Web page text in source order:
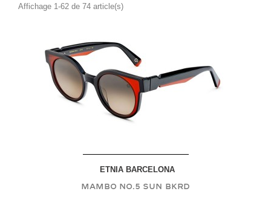
Affichage 1-62 de 74 article(s)
ETNIA BARCELONA
MAMBO NO.5 SUN BKRD